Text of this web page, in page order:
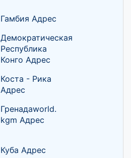
Гамбия Адрес
Демократическая
Республика
Конго Адрес
Коста - Рика
Адрес
Гренадаworld.
kgm Адрес
Куба Адрес